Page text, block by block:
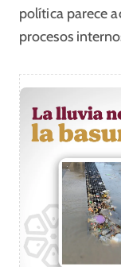
política parece
procesos